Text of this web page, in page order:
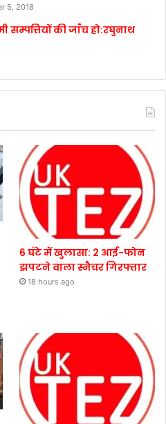
5, 2018
सम्पत्तियों की जाँच हो:रघुनाथ
6 घंटे में खुलासा: 2 आई-फोन
झपटने वाला स्नैचर गिरफ्तार
18 hours ago